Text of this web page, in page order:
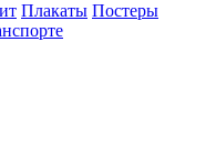
Плакаты Постеры